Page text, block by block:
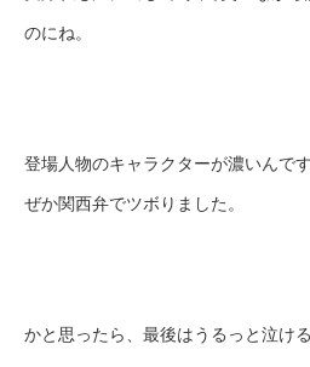
のにね。
登場人物のキャラクターが濃いんで
ぜか関西弁でツボりました。
かと思ったら、最後はうるっと泣け